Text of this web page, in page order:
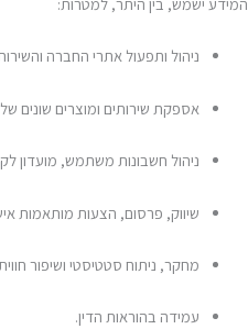
ניהול ותפעול אתרי החברה
אספקת שירותים ומוצרים שונים
ניהול חשבונות משתמש, מועדון
שיווק, פרסום, הצעות מותאמות
מחקר, ניתוח סטטיסטי ושיפור
עמידה בהוראות הדין.